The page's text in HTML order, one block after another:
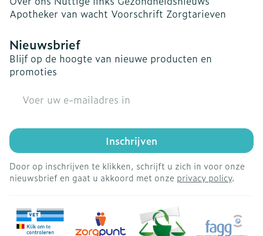
Apotheker van wacht Voorschrift Zorgtarieven
Nieuwsbrief
Blijf op de hoogte van nieuwe producten en
promoties
Inschrijven
Door op inschrijven te klikken, schrijft u zich in voor onze
nieuwsbrief en gaat u akkoord met onze privacy policy.